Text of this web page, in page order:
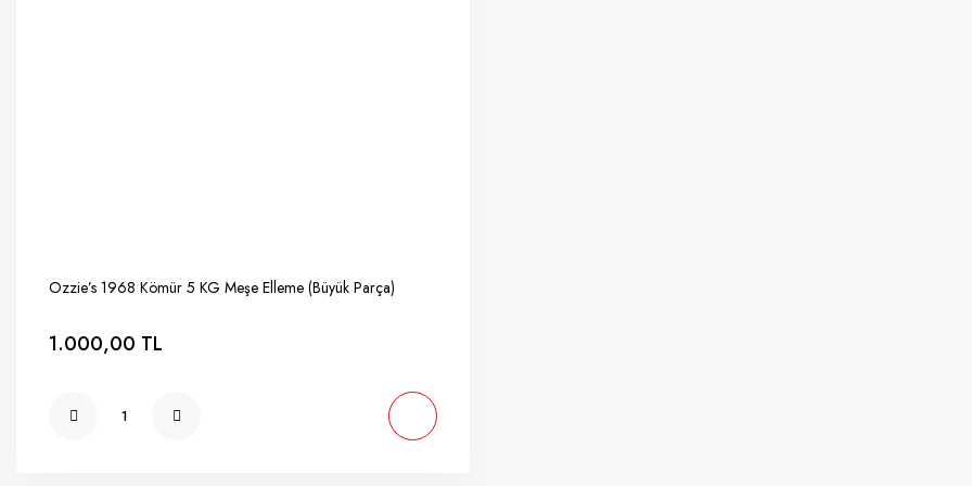
Ozzie’s 1968 Kömür 5 KG Meşe Elleme (Büyük Parça)
1.000,00 TL